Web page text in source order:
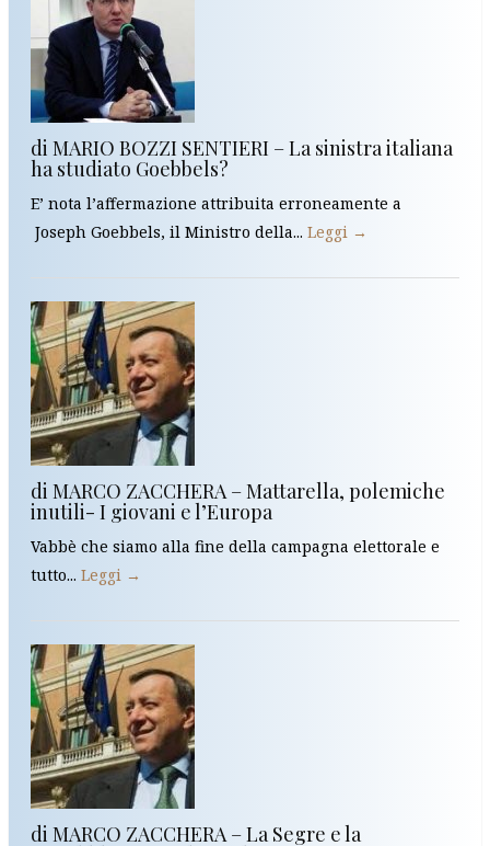
di MARIO BOZZI SENTIERI – La sinistra italiana
ha studiato Goebbels?
E’ nota l’affermazione attribuita erroneamente a
Joseph Goebbels, il Ministro della... Leggi →
di MARCO ZACCHERA – Mattarella, polemiche
inutili- I giovani e l’Europa
Vabbè che siamo alla fine della campagna elettorale e
tutto... Leggi →
di MARCO ZACCHERA – La Segre e la